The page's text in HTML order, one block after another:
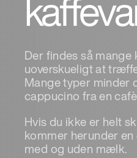
Der findes så
uoverskueligt at
Mange typer minder
cappucino fra en
Hvis du ikke er helt
kommer herunder
med og uden mælk.